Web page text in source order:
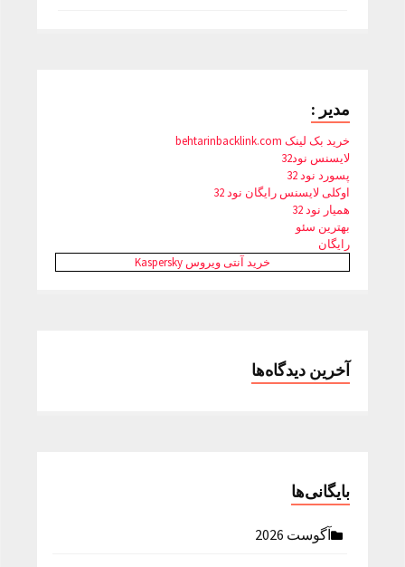
مدیر :
خرید بک لینک behtarinbacklink.com
لایسنس نود32
پسورد نود 32
اوکلی لایسنس رایگان نود 32
همیار نود 32
بهترین سئو
رایگان
خرید آنتی ویروس Kaspersky
آخرین دیدگاه‌ها
بایگانی‌ها
آگوست 2026